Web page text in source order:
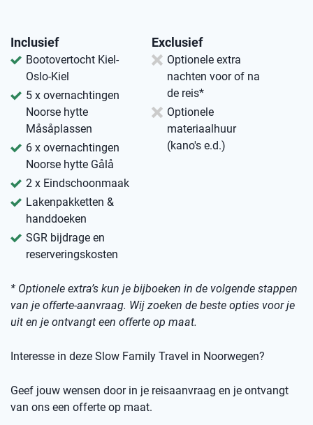
Inclusief
Bootovertocht Kiel-
Oslo-Kiel
5 x overnachtingen
Noorse hytte
Måsåplassen
6 x overnachtingen
Noorse hytte Gålå
2 x Eindschoonmaak
Lakenpakketten &
handdoeken
SGR bijdrage en
reserveringskosten
Exclusief
Optionele extra
nachten voor of na
de reis*
Optionele
materiaalhuur
(kano's e.d.)
* Optionele extra’s kun je bijboeken in de volgende stappen
van je offerte-aanvraag. Wij zoeken de beste opties voor je
uit en je ontvangt een offerte op maat.
Interesse in deze Slow Family Travel in Noorwegen?
Geef jouw wensen door in je reisaanvraag en je ontvangt
van ons een offerte op maat.